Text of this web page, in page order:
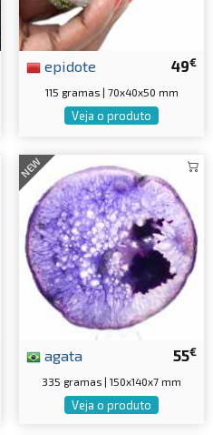
49€
epidote
115 gramas | 70x40x50 mm
Veja o produto
NEW
55€
agata
335 gramas | 150x140x7 mm
Veja o produto